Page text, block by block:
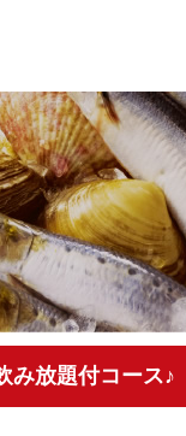
み放題付コース♪